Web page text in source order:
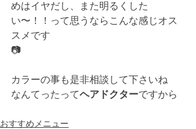
めはイヤだし、また明るくした
い〜！！って思うならこんな感じオス
スメです
📷
カラーの事も是非相談して下さいね
なんてったってヘアドクターですから
おすすめメニュー